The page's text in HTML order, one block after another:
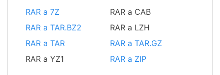
RAR a 7Z
RAR a CAB
RAR a TAR.BZ2
RAR a LZH
RAR a TAR
RAR a TAR.GZ
RAR a YZ1
RAR a ZIP